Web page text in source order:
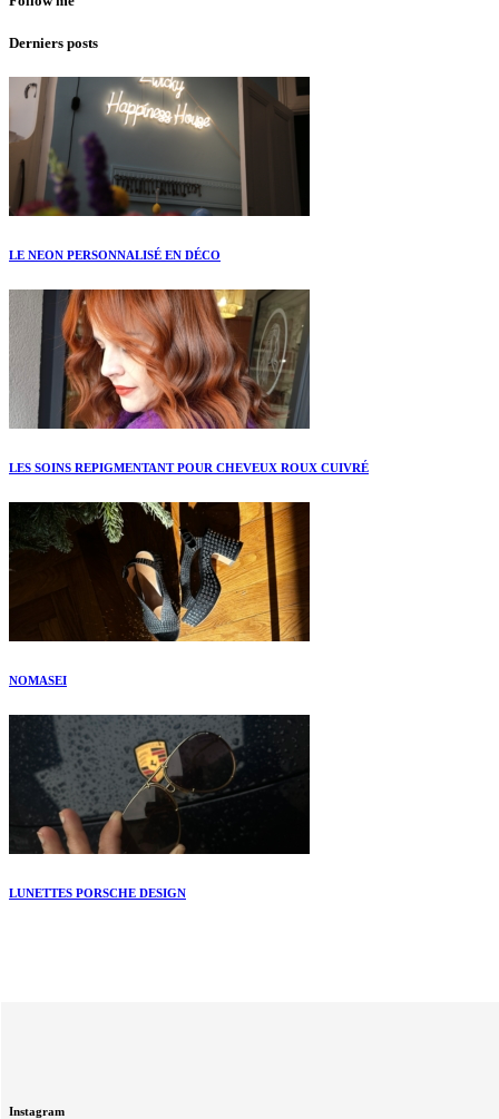
Derniers posts
LE NEON PERSONNALISÉ EN DÉCO
LES SOINS REPIGMENTANT POUR CHEVEUX ROUX CUIVRÉ
NOMASEI
LUNETTES PORSCHE DESIGN
Instagram